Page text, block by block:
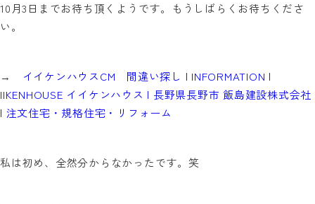
10月3日までお待ち頂くようです。もうしばらくお待ちくださ
い。
→
イイケンハウスCM 間違い探し | INFORMATION |
IIKENHOUSE イイケンハウス | 長野県長野市 飯島建設株式会社
| 注文住宅・規格住宅・リフォーム
私は初め、全然分からなかったです。笑